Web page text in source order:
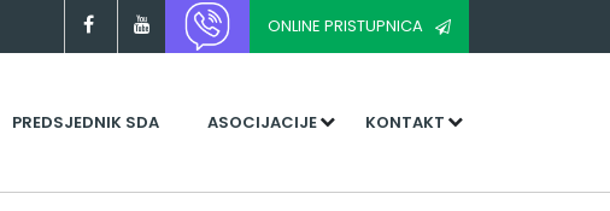
ONLINE PRISTUPNICA
PREDSJEDNIK SDA ASOCIJACIJE KONTAKT